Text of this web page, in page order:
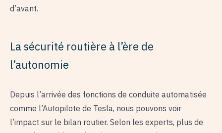
d’avant.
La sécurité routière à l’ère de
l’autonomie
Depuis l’arrivée des fonctions de conduite automatisée
comme l’Autopilote de Tesla, nous pouvons voir
l’impact sur le bilan routier. Selon les experts, plus de